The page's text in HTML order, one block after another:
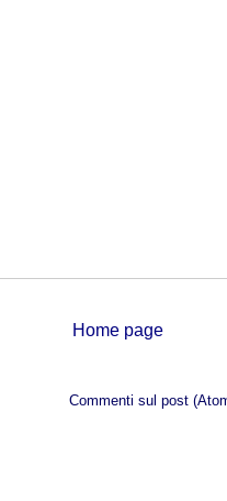
Home page
Commenti sul post